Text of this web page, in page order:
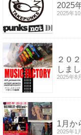
2025
2025年
２０
しま
2025年8
1月か
2025年1